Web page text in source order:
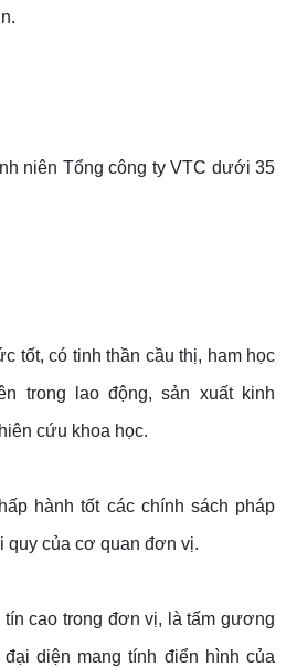
niên Tổng công ty VTC dưới 35
tốt, có tinh thần cầu thị, ham học
trong lao động, sản xuất kinh
cứu khoa học.
hành tốt các chính sách pháp
quy của cơ quan đơn vị.
cao trong đơn vị, là tấm gương
diện mang tính điển hình của